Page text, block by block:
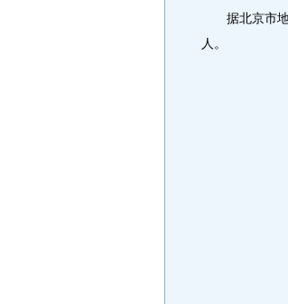
据北京市地
人。